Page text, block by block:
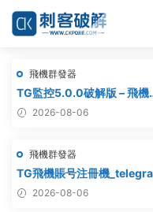
飛機群發器
TG監控5.0.0破解版 – 飛機
聽軟件2026-08-06
飛機群發器
TG飛機賬号注冊機
注冊機_電報飛機号注冊機破
2026-08-06